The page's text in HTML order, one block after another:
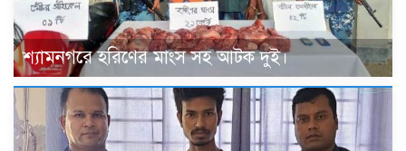
শ্যামনগরে হরিণের মাংস সহ আটক দুই।